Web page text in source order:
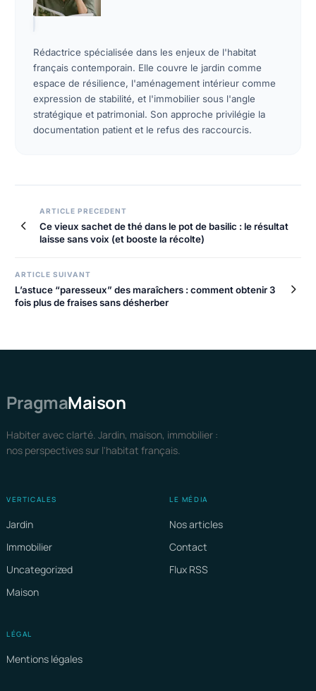
Rédactrice spécialisée dans les enjeux de l'habitat
français contemporain. Elle couvre le jardin comme
espace de résilience, l'aménagement intérieur comme
expression de stabilité, et l'immobilier sous l'angle
stratégique et patrimonial. Son approche privilégie la
documentation patient et le refus des raccourcis.
ARTICLE PRECEDENT
Ce vieux sachet de thé dans le pot de basilic : le résultat
laisse sans voix (et booste la récolte)
ARTICLE SUIVANT
L’astuce “paresseux” des maraîchers : comment obtenir 3
fois plus de fraises sans désherber
PragmaMaison
Habiter avec clarté. Jardin, maison, immobilier :
nos perspectives sur l'habitat français.
VERTICALES
Jardin
Immobilier
Uncategorized
Maison
LE MÉDIA
Nos articles
Contact
Flux RSS
LÉGAL
Mentions légales